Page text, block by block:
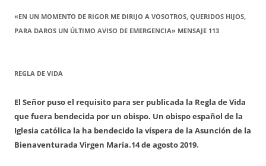
«EN UN MOMENTO DE RIGOR ME DIRIJO A VOSOTROS, QUERIDOS HIJOS,
PARA DAROS UN ÚLTIMO AVISO DE EMERGENCIA» MENSAJE 113
REGLA DE VIDA
El Señor puso el requisito para ser publicada la Regla de Vida
que fuera bendecida por un obispo. Un obispo español de la
Iglesia católica la ha bendecido la víspera de la Asunción de la
Bienaventurada Virgen María.14 de agosto 2019.